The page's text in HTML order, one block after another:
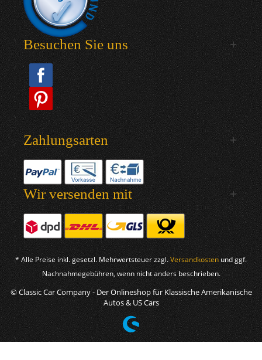
Besuchen Sie uns
Zahlungsarten
Wir versenden mit
* Alle Preise inkl. gesetzl. Mehrwertsteuer zzgl.Versandkosten und ggf.
Nachnahmegebühren, wenn nicht anders beschrieben.
© Classic Car Company - Der Onlineshop für Klassische Amerikanische
Autos & US Cars